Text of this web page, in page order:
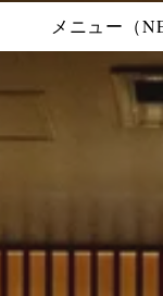
メニュー（